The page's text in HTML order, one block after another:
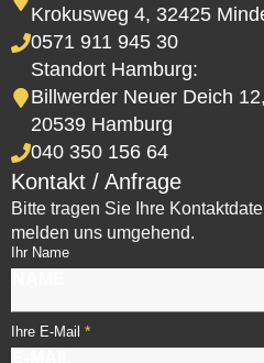
Krokusweg 4, 32425
0571 911 945 30
Standort Hamburg:
Billwerder Neuer Deich 12,
20539 Hamburg
040 350 156 64
Kontakt / Anfrage
Bitte tragen Sie Ihre
melden uns umgehend.
Ihr Name
Ihre E-Mail *